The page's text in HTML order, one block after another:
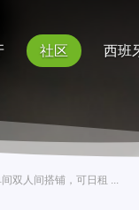
社区 西班
双人间搭铺，可日租 ...